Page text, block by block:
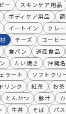
ー スキンケア用品
ボディケア用品
イートイン クレ
チーズ コーヒ
食パン 道産食品
たい焼き
沖縄
ラート ソフトクリ
ドリンク 紅茶 お茶
とんかつ 豚汁
牛丼 そば パ